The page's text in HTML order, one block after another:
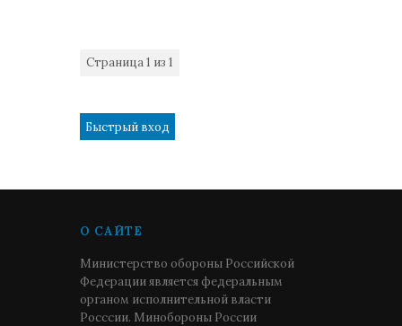
Страница1 из 1
О САЙТЕ
Министерство обороны Российской
Федерации является федеральным
органом исполнительной власти
Росссии. Минобороны России